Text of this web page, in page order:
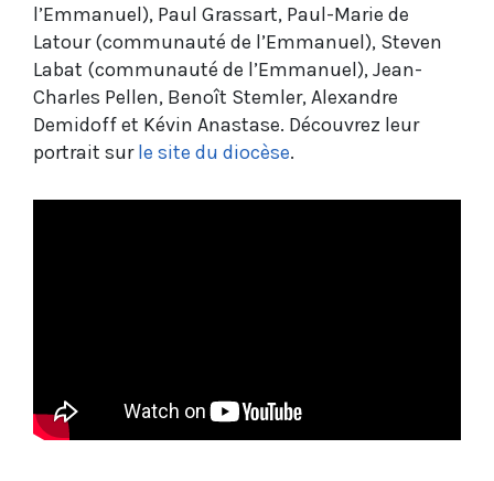
l’Emmanuel), Paul Grassart, Paul-Marie de
Latour (communauté de l’Emmanuel), Steven
Labat (communauté de l’Emmanuel), Jean-
Charles Pellen, Benoît Stemler, Alexandre
Demidoff et Kévin Anastase. Découvrez leur
portrait surle site du diocèse.